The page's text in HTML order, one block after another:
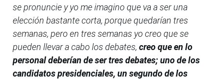
se pronuncie y yo me imagino que va a ser una
elección bastante corta, porque quedarían tres
semanas, pero en tres semanas yo creo que se
pueden llevar a cabo los debates, creo que en lo
personal deberían de ser tres debates; uno de los
candidatos presidenciales, un segundo de los